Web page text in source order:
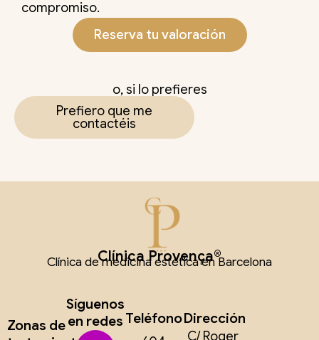
compromiso.
Reserva tu valoración
o, si lo prefieres
Prefiero que me
contactéis
Clínica Provença®
Clínica de medicina estética en Barcelona
Zonas de
Síguenos
en redes TeléfonoDirección
C/ Roger